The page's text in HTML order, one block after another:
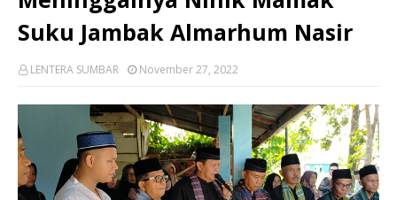
Suku Jambak Almarhum Nasir
LENTERA SUMBAR November 27, 2022